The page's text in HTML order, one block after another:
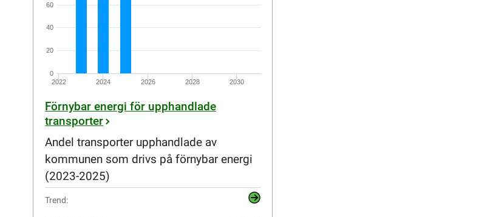
2024
2022 2026 2028 2030
0
20
40
60
Förnybar energi för upphandlade
transporter
Andel transporter upphandlade av
kommunen som drivs på förnybar energi
(2023-2025)
Trend: